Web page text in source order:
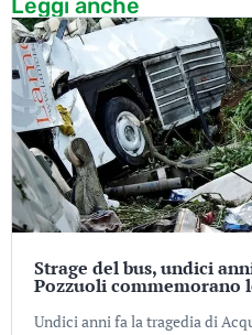
Leggi anche
Strage del bus, undici
Pozzuoli commemorano
Undici anni fa la tragedia di